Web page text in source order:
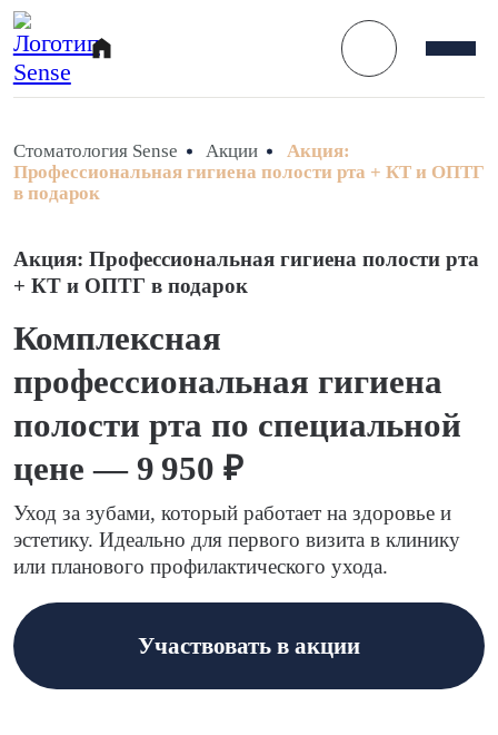
Стоматология Sense Акции
Акция:
Профессиональная гигиена полости рта + КТ и ОПТГ
в подарок
Акция: Профессиональная гигиена полости рта
+ КТ и ОПТГ в подарок
Комплексная
профессиональная гигиена
полости рта по специальной
цене — 9 950 ₽
Уход за зубами, который работает на здоровье и
эстетику. Идеально для первого визита в клинику
или планового профилактического ухода.
Участвовать в акции